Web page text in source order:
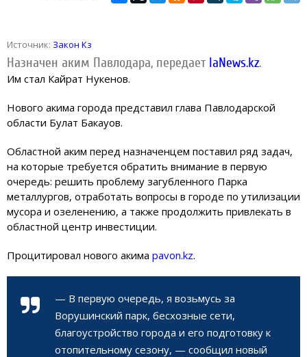
Источник: Закон Кз
Назначен аким Павлодара, передаетIaNews.kz.
Им стал Кайрат Нукенов.
Нового акима города представил глава Павлодарской
области Булат Бакауов.
Областной аким перед назначенцем поставил ряд задач,
на которые требуется обратить внимание в первую
очередь: решить проблему загубленного Парка
металлургов, отработать вопросы в городе по утилизации
мусора и озеленению, а также продолжить привлекать в
областной центр инвестиции.
Процитировал нового акима pavon.kz.
— В первую очередь, я возьмусь за
Ворушинский парк, бесхозные сети,
благоустройство города и его подготовку к
отопительному сезону, — сообщил новый